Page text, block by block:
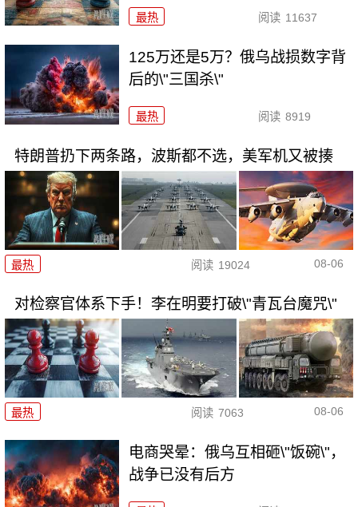
最热 阅读 11637
125万还是5万？俄乌战损数字背
后的\"三国杀\"
最热 阅读 8919
特朗普扔下两条路，波斯都不选，美军机又被揍
最热 阅读 19024 08-06
对检察官体系下手！李在明要打破\"青瓦台魔咒\"
最热 阅读 7063 08-06
电商哭晕：俄乌互相砸\"饭碗\"，
战争已没有后方